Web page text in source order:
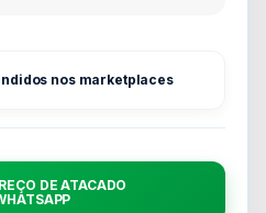
nos marketplaces
DE ATACADO